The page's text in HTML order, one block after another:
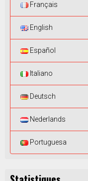
Français
English
Español
Italiano
Deutsch
Nederlands
Portuguesa